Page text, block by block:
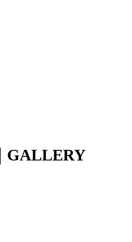
｜GALLERY